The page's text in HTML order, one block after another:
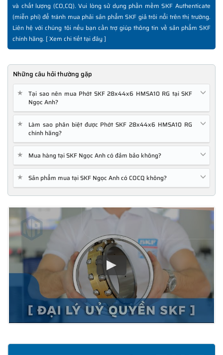
và chất lượng (CO,CQ). Vui lòng sử dụng phần mềm SKF Authenticate
(miễn phí) để tránh mua phải sản phẩm SKF giả trôi nổi trên thị trường.
Liên hệ với chúng tôi nếu bạn cần trợ giúp thông tin về sản phẩm SKF
chính hãng. [Xem chi tiết tại đây]
Những câu hỏi thường gặp
★
Tại sao nên mua Phớt SKF 28x44x6 HMSA10 RG tại SKF
Ngọc Anh?
★
Làm sao phân biệt được Phớt SKF 28x44x6 HMSA10 RG
chính hãng?
★ Mua hàng tại SKF Ngọc Anh có đảm bảo không?
★ Sản phẩm mua tại SKF Ngọc Anh có COCQ không?